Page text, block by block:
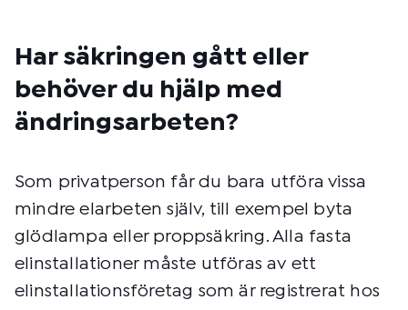
Har säkringen gått eller
behöver du hjälp med
ändringsarbeten?
Som privatperson får du bara utföra vissa
mindre elarbeten själv, till exempel byta
glödlampa eller proppsäkring. Alla fasta
elinstallationer måste utföras av ett
elinstallationsföretag som är registrerat hos